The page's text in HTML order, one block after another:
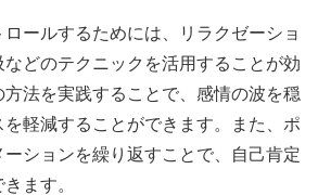
ールするためには、リラクゼーショ
どのテクニックを活用することが効
法を実践することで、感情の波を穏
軽減することができます。また、ポ
ションを繰り返すことで、自己肯定
ます。